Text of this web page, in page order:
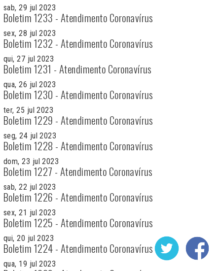
sab, 29 jul 2023
Boletim 1233 - Atendimento Coronavírus
sex, 28 jul 2023
Boletim 1232 - Atendimento Coronavírus
qui, 27 jul 2023
Boletim 1231 - Atendimento Coronavírus
qua, 26 jul 2023
Boletim 1230 - Atendimento Coronavírus
ter, 25 jul 2023
Boletim 1229 - Atendimento Coronavírus
seg, 24 jul 2023
Boletim 1228 - Atendimento Coronavírus
dom, 23 jul 2023
Boletim 1227 - Atendimento Coronavírus
sab, 22 jul 2023
Boletim 1226 - Atendimento Coronavírus
sex, 21 jul 2023
Boletim 1225 - Atendimento Coronavírus
qui, 20 jul 2023
Boletim 1224 - Atendimento Coronavírus
qua, 19 jul 2023